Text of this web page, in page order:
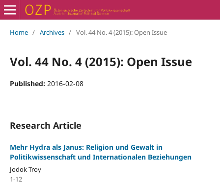
Home / Archives / Vol. 44 No. 4 (2015): Open Issue
Vol. 44 No. 4 (2015): Open Issue
Published: 2016-02-08
Research Article
Mehr Hydra als Janus: Religion und Gewalt in
Politikwissenschaft und Internationalen Beziehungen
Jodok Troy
1-12